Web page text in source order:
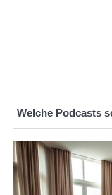
Welche Podcasts